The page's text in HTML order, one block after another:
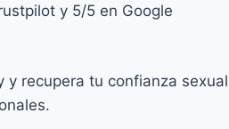
y 5/5 en Google
y recupera tu confianza sexual